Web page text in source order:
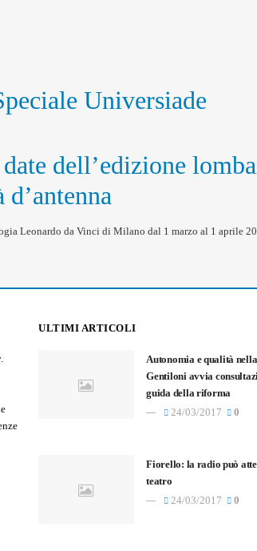
Universiade
dell’edizione
Leonardo da Vinci di Milano dal 1 marzo al 1 aprile
ULTIMI ARTICOLI
Autonomia e qualità
Gentiloni avvia
guida della riforma
24/03/2017
0
Fiorello: la radio può
teatro
24/03/2017
0